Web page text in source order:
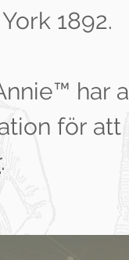
1892.
har
för
.